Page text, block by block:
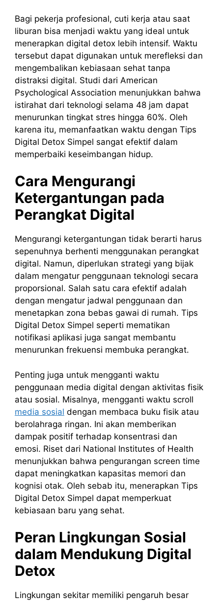
Bagi pekerja profesional, cuti kerja atau saat
liburan bisa menjadi waktu yang ideal untuk
menerapkan digital detox lebih intensif. Waktu
tersebut dapat digunakan untuk merefleksi dan
mengembalikan kebiasaan sehat tanpa
distraksi digital. Studi dari American
Psychological Association menunjukkan bahwa
istirahat dari teknologi selama 48 jam dapat
menurunkan tingkat stres hingga 60%. Oleh
karena itu, memanfaatkan waktu dengan Tips
Digital Detox Simpel sangat efektif dalam
memperbaiki keseimbangan hidup.
Cara Mengurangi
Ketergantungan pada
Perangkat Digital
Mengurangi ketergantungan tidak berarti harus
sepenuhnya berhenti menggunakan perangkat
digital. Namun, diperlukan strategi yang bijak
dalam mengatur penggunaan teknologi secara
proporsional. Salah satu cara efektif adalah
dengan mengatur jadwal penggunaan dan
menetapkan zona bebas gawai di rumah. Tips
Digital Detox Simpel seperti mematikan
notifikasi aplikasi juga sangat membantu
menurunkan frekuensi membuka perangkat.
Penting juga untuk mengganti waktu
penggunaan media digital dengan aktivitas fisik
atau sosial. Misalnya, mengganti waktu scroll
media sosial dengan membaca buku fisik atau
berolahraga ringan. Ini akan memberikan
dampak positif terhadap konsentrasi dan
emosi. Riset dari National Institutes of Health
menunjukkan bahwa pengurangan screen time
dapat meningkatkan kapasitas memori dan
kognisi otak. Oleh sebab itu, menerapkan Tips
Digital Detox Simpel dapat memperkuat
kebiasaan baru yang sehat.
Peran Lingkungan Sosial
dalam Mendukung Digital
Detox
Lingkungan sekitar memiliki pengaruh besar